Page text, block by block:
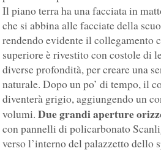
Il piano terra ha una facciata in
che si abbina alle facciate della
rendendo evidente il collegamento
superiore è rivestito con costole di
diverse profondità, per creare una
naturale. Dopo un po’ di tempo, il
diventerà grigio, aggiungendo un
volumi.Due grandi aperture
con pannelli di policarbonato
verso l’interno del palazzetto dello